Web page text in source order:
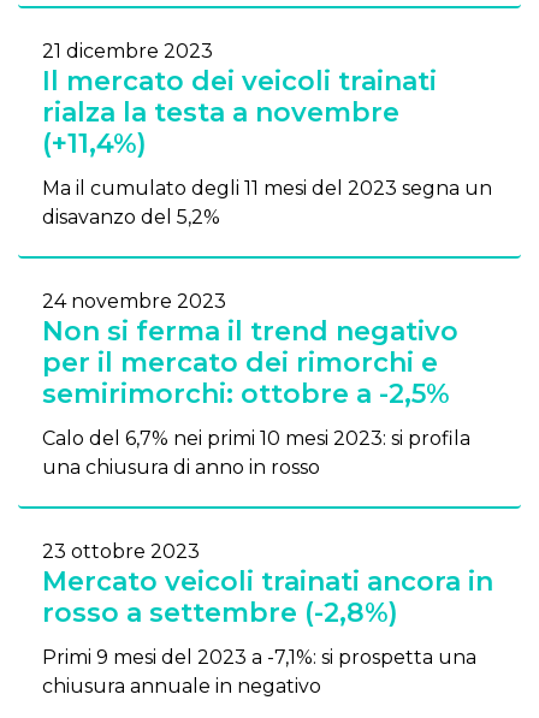
21 dicembre 2023
Il mercato dei veicoli trainati
rialza la testa a novembre
(+11,4%)
Ma il cumulato degli 11 mesi del 2023 segna un
disavanzo del 5,2%
24 novembre 2023
Non si ferma il trend negativo
per il mercato dei rimorchi e
semirimorchi: ottobre a -2,5%
Calo del 6,7% nei primi 10 mesi 2023: si profila
una chiusura di anno in rosso
23 ottobre 2023
Mercato veicoli trainati ancora in
rosso a settembre (-2,8%)
Primi 9 mesi del 2023 a -7,1%: si prospetta una
chiusura annuale in negativo